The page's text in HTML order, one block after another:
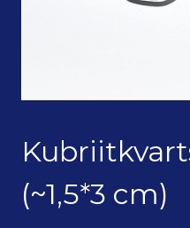
(~1,5*3 cm)